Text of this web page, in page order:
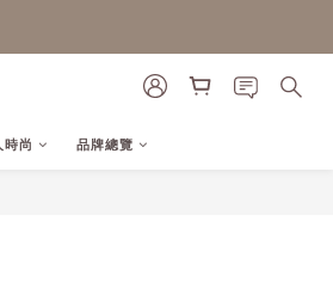
時尚 品牌總覽